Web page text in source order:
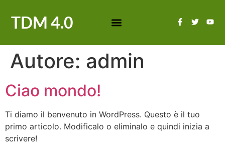
TDM 4.0
Autore: admin
Ciao mondo!
Ti diamo il benvenuto in WordPress. Questo è il tuo
primo articolo. Modificalo o eliminalo e quindi inizia a
scrivere!